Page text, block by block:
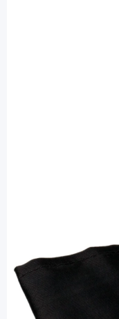
FRIO
FRIO Nylon
für Große/